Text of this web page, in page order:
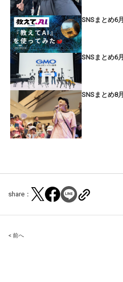
SNSまとめ6
SNSまとめ6
SNSまとめ8
share：
Post
< 前へ